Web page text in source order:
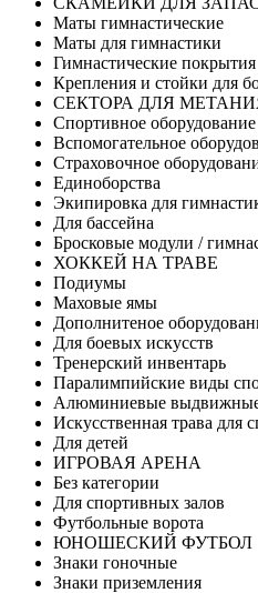
Маты гимнастические
Маты для гимнастики
Гимнастические покрытия
Крепления и стойки для
СЕКТОРА ДЛЯ
Спортивное
Вспомогательное
Страховочное
Единоборства
Экипировка для
Для бассейна
Бросковые модули /
ХОККЕЙ НА ТРАВЕ
Подиумы
Маховые ямы
Дополнитеное
Для боевых искусств
Тренерский инвентарь
Паралимпийские виды
Алюминиевые
Искусственная трава для
Для детей
ИГРОВАЯ АРЕНА
Без категории
Для спортивных залов
Футбольные ворота
ЮНОШЕСКИЙ ФУТБОЛ
Знаки гоночные
Знаки приземления